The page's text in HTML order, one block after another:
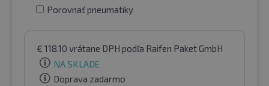
Porovnať pneumatiky
€ 118.10 vrátane DPH podľa Raifen Paket GmbH
NA SKLADE
Doprava zadarmo